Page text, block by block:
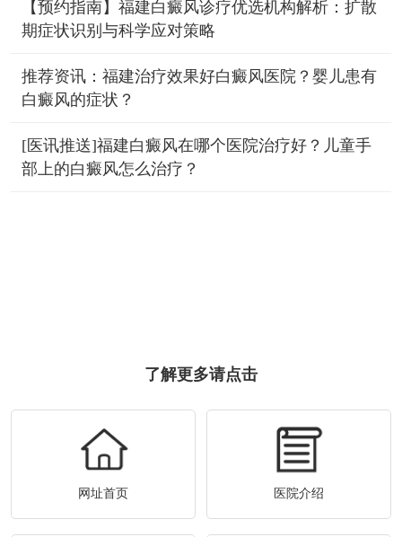
【预约指南】福建白癜风诊疗优选机构解析：扩散
期症状识别与科学应对策略
推荐资讯：福建治疗效果好白癜风医院？婴儿患有
白癜风的症状？
[医讯推送]福建白癜风在哪个医院治疗好？儿童手
部上的白癜风怎么治疗？
了解更多请点击
网址首页 医院介绍